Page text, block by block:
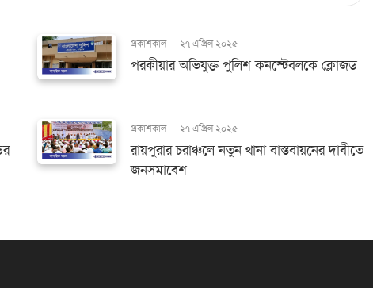
প্রকাশকাল - ২৭ এপ্রিল ২০২৫
পরকীয়ার অভিযুক্ত পুলিশ কনস্টেবলকে ক্লোজড
প্রকাশকাল - ২৭ এপ্রিল ২০২৫
রায়পুরার চরাঞ্চলে নতুন থানা বাস্তবায়নের দাবীতে
জনসমাবেশ